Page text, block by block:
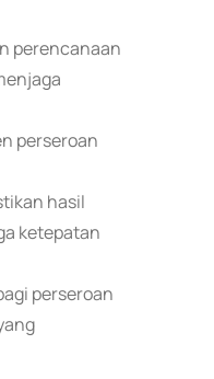
perencanaan
perseroan
hasil
ketepatan
perseroan